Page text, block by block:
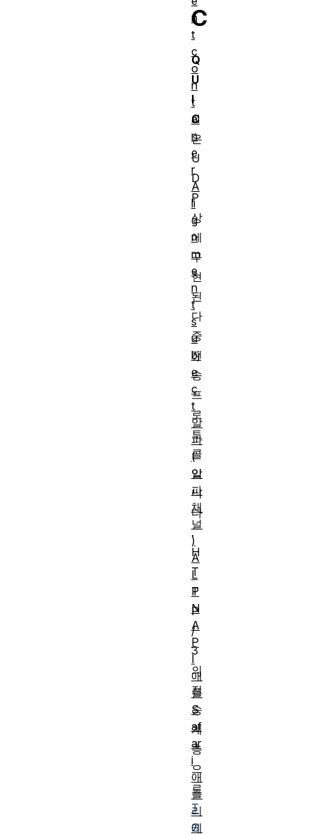
C
Q
U
I
C
은
U
D
P
상
에
구
현
된
다
중
전
송
프
로
토
콜
입
니
다
.
H
T
T
P
/
3
의
전
송
계
층
으
로
T
C
n
t
c
o
n
t
ai
n
e
r
A
li
g
n
m
e
n
t
s
u
bj
e
c
t
알
파
(
알
파
채
널
)
A
L
P
N
A
P
I
애
플
S
af
ar
i
애
플
리
케